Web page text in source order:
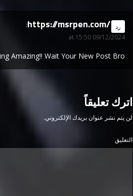
https://msrpen.com/
says:
09/12/2024 at 15:50
رد
Amazing!! Wait Your New Post Bro!!
اترك تعليقاً
لن يتم نشر عنوان بريدك الإلكتروني.
التعليق